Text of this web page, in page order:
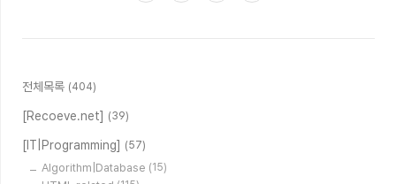
전체목록 (404)
[Recoeve.net] (39)
[IT|Programming] (57)
Algorithm|Database (15)